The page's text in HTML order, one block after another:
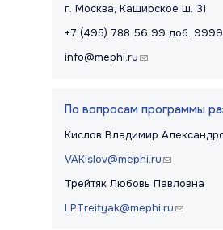
г. Москва, Каширское ш. 31
+7 (495) 788 56 99 доб. 9999
info@mephi.ru(link sends e-mail)
По вопросам программы
Кислов Владимир
VAKislov@mephi.ru(link sends
Трейтяк Любовь Павловна
LPTreityak@mephi.ru(link